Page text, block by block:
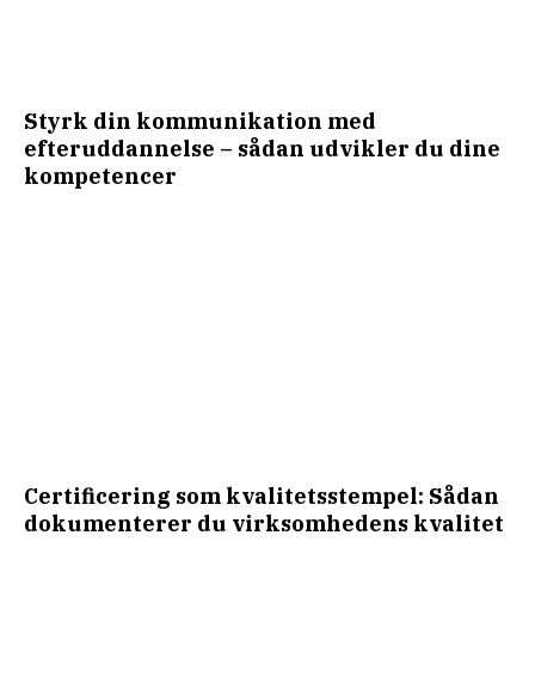
Styrk din kommunikation med
efteruddannelse – sådan udvikler du dine
kompetencer
Certificering som kvalitetsstempel: Sådan
dokumenterer du virksomhedens kvalitet